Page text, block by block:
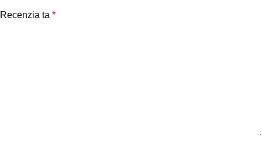
Recenzia ta *